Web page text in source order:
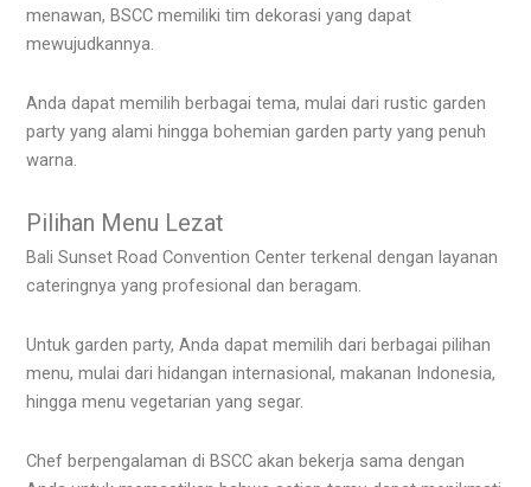
menawan, BSCC memiliki tim dekorasi yang dapat
mewujudkannya.
Anda dapat memilih berbagai tema, mulai dari rustic garden
party yang alami hingga bohemian garden party yang penuh
warna.
Pilihan Menu Lezat
Bali Sunset Road Convention Center terkenal dengan layanan
cateringnya yang profesional dan beragam.
Untuk garden party, Anda dapat memilih dari berbagai pilihan
menu, mulai dari hidangan internasional, makanan Indonesia,
hingga menu vegetarian yang segar.
Chef berpengalaman di BSCC akan bekerja sama dengan